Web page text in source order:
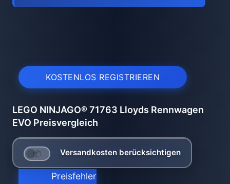
KOSTENLOS REGISTRIEREN
LEGO NINJAGO® 71763 Lloyds Rennwagen
EVO Preisvergleich
Versandkosten berücksichtigen
Preisfehler